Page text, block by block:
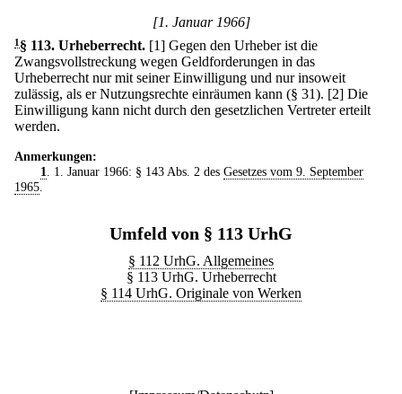
[1. Januar 1966]
1 § 113. Urheberrecht. [1] Gegen den Urheber ist die
Zwangsvollstreckung wegen Geldforderungen in das
Urheberrecht nur mit seiner Einwilligung und nur insoweit
zulässig, als er Nutzungsrechte einräumen kann (§ 31). [2] Die
Einwilligung kann nicht durch den gesetzlichen Vertreter erteilt
werden.
Anmerkungen:
1
. 1. Januar 1966: § 143 Abs. 2 des Gesetzes vom 9. September
1965
Umfeld von § 113 UrhG
§ 112 UrhG. Allgemeines
§ 113 UrhG. Urheberrecht
§ 114 UrhG. Originale von Werken